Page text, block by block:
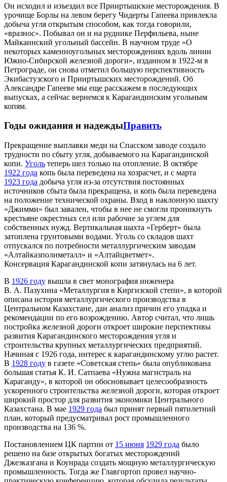
Он исходил и изъездил все Прииртышские месторождения. В
урочище Борлы на левом берегу Чидерты Гапеева привлекла
добыча угля открытым способом, как тогда говорили,
«вразнос». Побывал он и на руднике Перфильева, ныне
Майкаинский угольный бассейн. В научном труде «О
некоторых каменноугольных месторождениях вдоль линии
Южно-Сибирской железной дороги», изданном в 1922-м в
Петрограде, он снова отметил большую перспективность
Экибастузского и Прииртышских месторождений. Об
Александре Гапееве мы еще расскажем в последующих
выпусках, а сейчас вернемся к Карагандинским угольным
копям.
Годы ожидания и надеждыПравить
Прекращение выплавки меди на Спасском заводе создало
трудности по сбыту угля, добываемого на Карагандинской
копи. Уголь теперь шел только на отопление. В октябре
1922 года копь была переведена на хозрасчет, и с марта
1923 года добыча угля из-за отсутствия постоянных
источников сбыта была прекращена, и копь была переведена
на положение технической охраны. Вход в наклонную шахту
«Джимми» был завален, чтобы в нее не смогли проникнуть
крестьяне окрестных сел или рабочие за углем для
собственных нужд. Вертикальная шахта «Герберт» была
затоплена грунтовыми водами. Уголь со складов шахт
отпускался по потребности металлургическим заводам
«Алтайказполиметалл» и «Алтайцветмет».
Консервация Карагандинской копи затянулась на 6 лет.
В 1926 году вышла в свет монография инженера
В. А. Пазухина «Металлургия в Киргизской степи», в которой
описана история металлургического производства в
Центральном Казахстане, дан анализ причин его упадка и
рекомендации по его возрождению. Автор считал, что лишь
постройка железной дороги откроет широкие перспективы
развития Карагандинского месторождения угля и
строительства крупных металлургических предприятий.
Начиная с 1926 года, интерес к карагандинскому углю растет.
В 1928 году в газете «Советская степь» была опубликована
большая статья К. И. Сатпаева «Нужна магистраль на
Караганду», в которой он обосновывает целесообразность
ускоренного строительства железной дороги, которая откроет
широкий простор для развития экономики Центрального
Казахстана. В мае 1929 года был принят первый пятилетний
план, который предусматривал рост промышленного
производства на 136 %.
Постановлением ЦК партии от 15 июня 1929 года было
решено на базе открытых богатых месторождений
Джезказгана и Коунрада создать мощную металлургическую
промышленность. Тогда же Главгортоп провел научно-